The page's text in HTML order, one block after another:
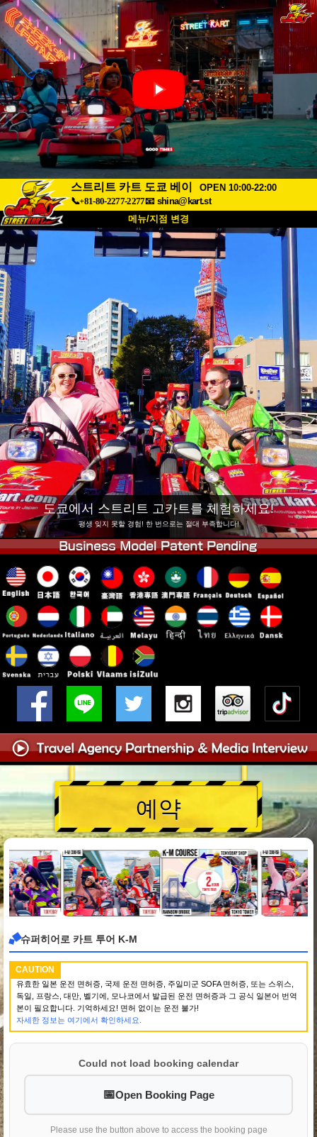
스트리트 카트 도쿄 베이
OPEN 10:00-22:00
📞+81-80-2277-2277📧 shina@kart.st
메뉴/지점 변경
최상단
자주 묻는 질문
회사 정보 예약
지점 변경
도쿄 시나가와 #1 도쿄 아키하바라#1
도쿄 아키하바라#2 도쿄 시부야
도쿄 시부야 애넥스 도쿄 베이
도쿄 아사쿠사 오사카
오키나와
도쿄에서 스트리트 고카트를 체험하세요!
평생 잊지 못할 경험! 한 번으로는 절대 부족합니다!
예약
슈퍼히어로 카트 투어 K-M
CAUTION
유효한 일본 운전 면허증, 국제 운전 면허증, 주일미군 SOFA 면허증, 또는 스위스,
독일, 프랑스, 대만, 벨기에, 모나코에서 발급된 운전 면허증과 그 공식 일본어 번역
본이 필요합니다. 기억하세요! 면허 없이는 운전 불가!
자세한 정보는 여기에서 확인하세요.
Could not load booking calendar
Open Booking Page
Please use the button above to access the booking page